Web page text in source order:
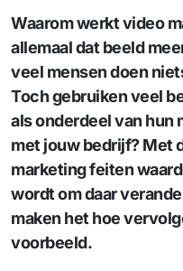
Waarom werkt video
allemaal dat beeld
veel mensen doen
Toch gebruiken veel
als onderdeel van hun
met jouw bedrijf? Met
marketing feiten
wordt om daar
maken het hoe
voorbeeld.